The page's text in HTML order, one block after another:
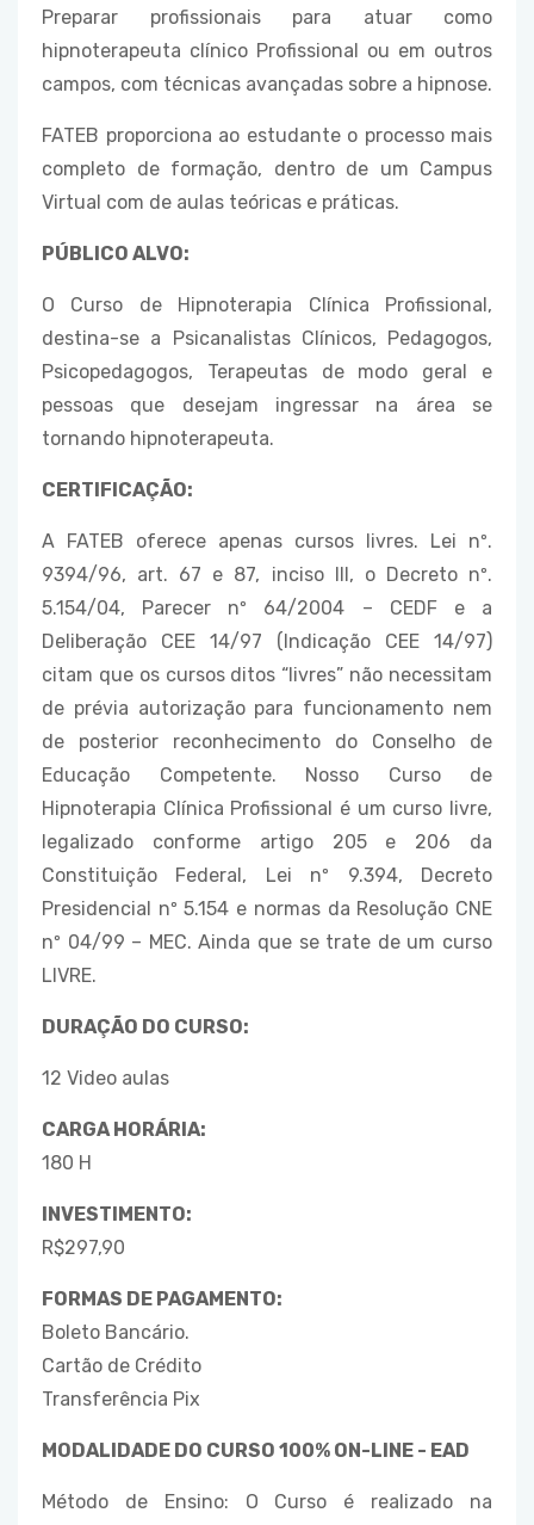
Preparar profissionais para atuar como
hipnoterapeuta clínico Profissional ou em outros
campos, com técnicas avançadas sobre a hipnose.
FATEB proporciona ao estudante o processo mais
completo de formação, dentro de um Campus
Virtual com de aulas teóricas e práticas.
PÚBLICO ALVO:
O Curso de Hipnoterapia Clínica Profissional,
destina-se a Psicanalistas Clínicos, Pedagogos,
Psicopedagogos, Terapeutas de modo geral e
pessoas que desejam ingressar na área se
tornando hipnoterapeuta.
CERTIFICAÇÃO:
A FATEB oferece apenas cursos livres. Lei nº.
9394/96, art. 67 e 87, inciso III, o Decreto nº.
5.154/04, Parecer nº 64/2004 – CEDF e a
Deliberação CEE 14/97 (Indicação CEE 14/97)
citam que os cursos ditos “livres” não necessitam
de prévia autorização para funcionamento nem
de posterior reconhecimento do Conselho de
Educação Competente. Nosso Curso de
Hipnoterapia Clínica Profissional é um curso livre,
legalizado conforme artigo 205 e 206 da
Constituição Federal, Lei nº 9.394, Decreto
Presidencial nº 5.154 e normas da Resolução CNE
nº 04/99 – MEC. Ainda que se trate de um curso
LIVRE.
DURAÇÃO DO CURSO:
12 Video aulas
CARGA HORÁRIA:
180 H
INVESTIMENTO:
R$297,90
FORMAS DE PAGAMENTO:
Boleto Bancário.
Cartão de Crédito
Transferência Pix
MODALIDADE DO CURSO 100% ON-LINE - EAD
Método de Ensino: O Curso é realizado na